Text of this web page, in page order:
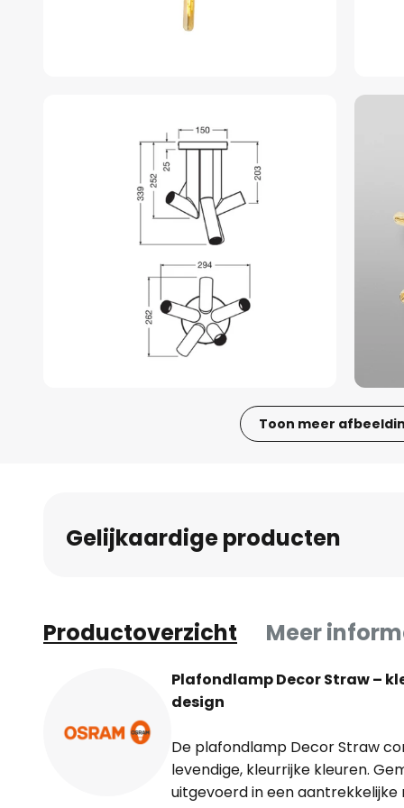
Toon meer
vanGelijkaardige producten
Productoverzicht Meer
Plafondlamp Decor Straw –
design
De plafondlamp Decor Straw
levendige, kleurrijke kleuren.
uitgevoerd in een